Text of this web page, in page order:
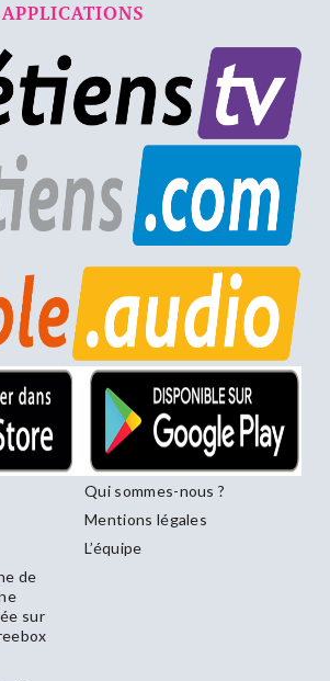
Qui sommes-nous ?
Mentions légales
L’équipe
de
sur